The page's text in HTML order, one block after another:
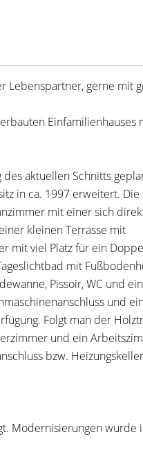
Lebenspartner, gerne mit
Einfamilienhauses
aktuellen Schnitts
in ca. 1997 erweitert. Die
mit einer sich
kleinen Terrasse mit
mit viel Platz für ein
mit
Pissoir, WC und ein
und
Folgt man der
und ein
bzw.
Modernisierungen wurde